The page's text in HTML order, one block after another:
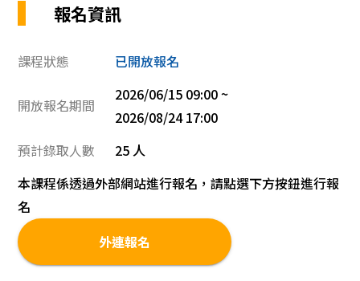
報名資訊
課程狀態 已開放報名
開放報名期間
2026/06/15 09:00 ~
2026/08/24 17:00
預計錄取人數
25 人
本課程係透過外部網站進行報名，請點選下方按鈕進行報
名
外連報名